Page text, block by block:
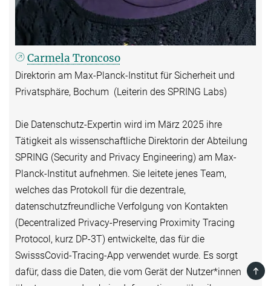
Carmela Troncoso
Direktorin am Max-Planck-Institut für Sicherheit und
Privatsphäre, Bochum (Leiterin des SPRING Labs)
Die Datenschutz-Expertin wird im März 2025 ihre
Tätigkeit als wissenschaftliche Direktorin der Abteilung
SPRING (Security and Privacy Engineering) am Max-
Planck-Institut aufnehmen. Sie leitete jenes Team,
welches das Protokoll für die dezentrale,
datenschutzfreundliche Verfolgung von Kontakten
(Decentralized Privacy-Preserving Proximity Tracing
Protocol, kurz DP-3T) entwickelte, das für die
SwisssCovid-Tracing-App verwendet wurde. Es sorgt
dafür, dass die Daten, die vom Gerät der Nutzer*innen
TOP